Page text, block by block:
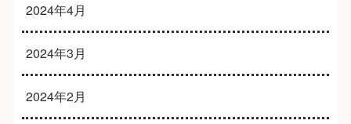
2024年4月
2024年3月
2024年2月